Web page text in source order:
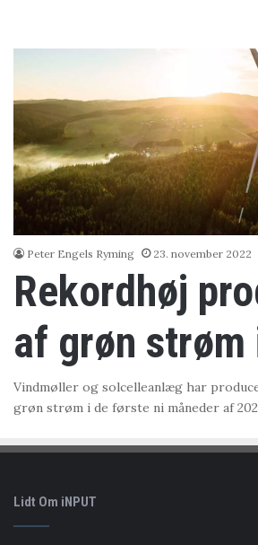
Peter Engels Ryming 23. november 2022
Rekordhøj
af grøn strøm
Vindmøller og solcelleanlæg har
grøn strøm i de første ni måneder af
Lidt Om iNPUT